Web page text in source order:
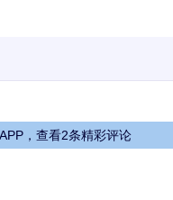
，查看2条精彩评论